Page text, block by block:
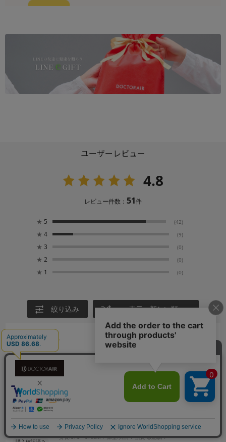
ユーザーレビュー
4.8
レビュー件数： 51件
★ 5 (42)
★ 4 (9)
★ 3 (0)
★ 2 (0)
★ 1 (0)
絞り込み 表示：新しい順
今ならお得にゲットできる。
振動の強さ :満足している
重さ:どちらともいえない :満足していない :満足している
購入した回数:初めて購入 商品の購入目的: 自分用
身長:171～175cm 体型:大柄 肌質:敏感肌